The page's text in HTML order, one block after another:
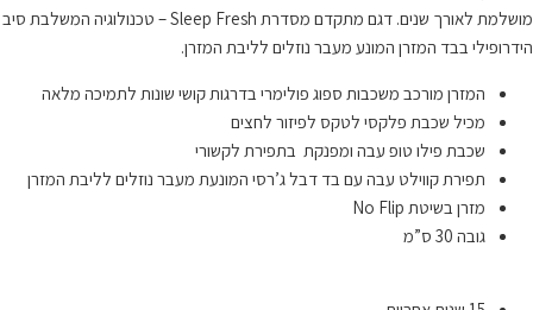
מושלמת לאורך שנים. דגם מתקדם מסדרת Sleep Fresh – טכנולוגיה המשלבת סיב
הידרופילי בבד המזרן המונע מעבר נוזלים לליבת המזרן.
המזרן מורכב משכבות ספוג פולימרי בדרגות קושי שונות לתמיכה מלאה
מכיל שכבת פלקסי לטקס לפיזור לחצים
שכבת פילו טופ עבה ומפנקת בתפירת לקשורי
תפירת קווילט עבה עם בד דבל ג’רסי המונעת מעבר נוזלים לליבת המזרן
מזרן בשיטת No Flip
גובה 30 ס”מ